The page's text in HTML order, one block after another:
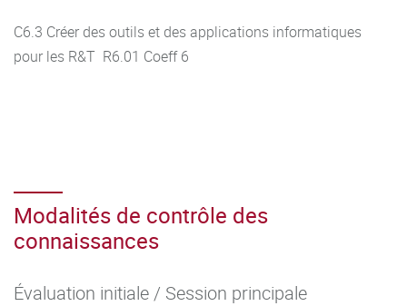
C6.3 Créer des outils et des applications informatiques
pour les R&T R6.01 Coeff 6
Modalités de contrôle des
connaissances
Évaluation initiale / Session principale